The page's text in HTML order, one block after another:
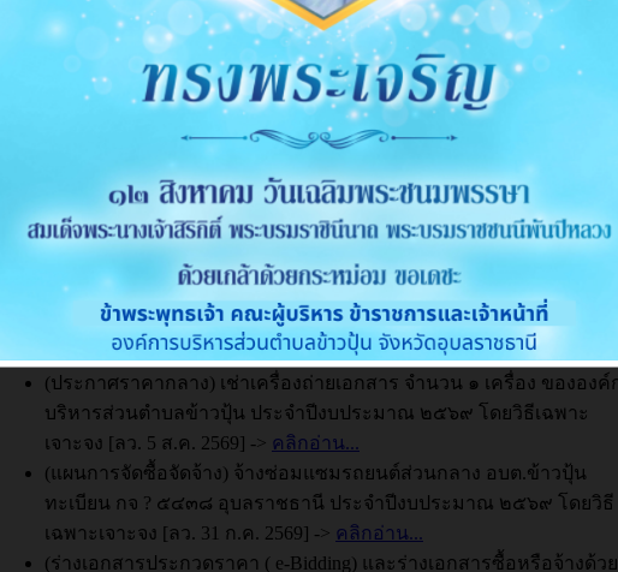
ประชาสัมพันธ์ กำหนดวันนัดประชุม เวลา สถานที่
ประชุมสภาองค์การบริหารส่วนตำบลข้าวปุ้น
ข่าวประชาสัมพันธ์
ข้อมูลการใช้จ่ายเงินสะสม ประจำปีงบประมาณ
2568
14 พ.ค., 2569
ข่าวประชาสัมพันธ์
178
สมภาร ยาตรา
ข้อมูลจัดซื้อจัดจ้างจาก e-GP อบต.ข้าวปุ้น